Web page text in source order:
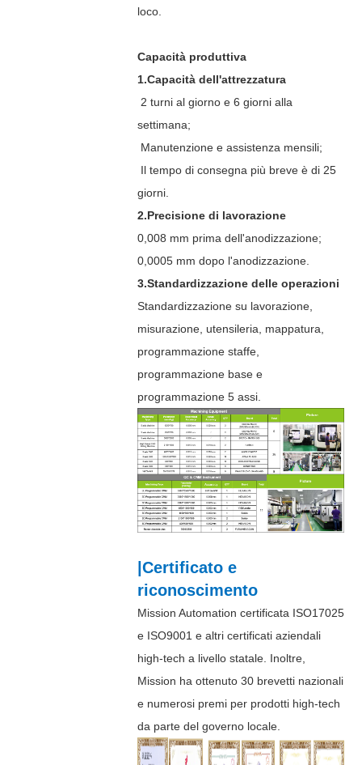
loco.
Capacità produttiva
1.Capacità dell'attrezzatura
2 turni al giorno e 6 giorni alla
settimana;
Manutenzione e assistenza mensili;
Il tempo di consegna più breve è di 25
giorni.
2.Precisione di lavorazione
0,008 mm prima dell'anodizzazione;
0,0005 mm dopo l'anodizzazione.
3.Standardizzazione delle operazioni
Standardizzazione su lavorazione,
misurazione, utensileria, mappatura,
programmazione staffe,
programmazione base e
programmazione 5 assi.
|Certificato e
riconoscimento
Mission Automation certificata ISO17025
e ISO9001 e altri certificati aziendali
high-tech a livello statale. Inoltre,
Mission ha ottenuto 30 brevetti nazionali
e numerosi premi per prodotti high-tech
da parte del governo locale.